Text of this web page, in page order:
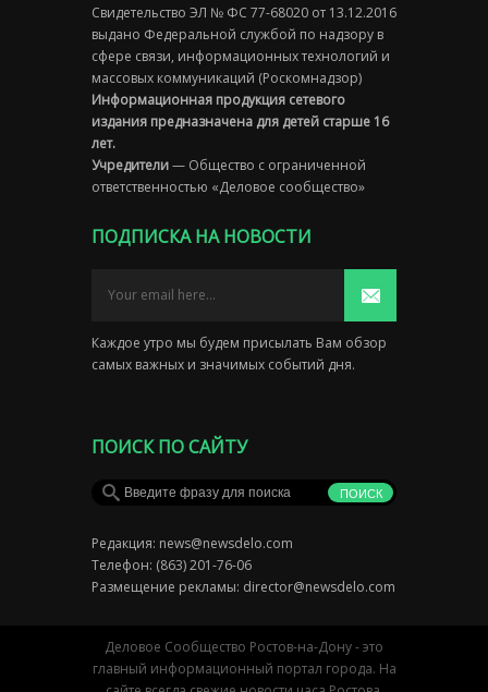
Свидетельство ЭЛ № ФС 77-68020 от 13.12.2016
выдано Федеральной службой по надзору в
сфере связи, информационных технологий и
массовых коммуникаций (Роскомнадзор)
Информационная продукция сетевого
издания предназначена для детей старше 16
лет.
Учредители— Общество с ограниченной
ответственностью «Деловое сообщество»
ПОДПИСКА НА НОВОСТИ
Каждое утро мы будем присылать Вам обзор
самых важных и значимых событий дня.
ПОИСК ПО САЙТУ
Редакция: news@newsdelo.com
Телефон: (863) 201-76-06
Размещение рекламы: director@newsdelo.com
Деловое Сообщество Ростов-на-Дону - это
главный информационный портал города. На